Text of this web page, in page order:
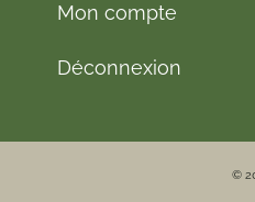
Mon compte
Déconnexion
©